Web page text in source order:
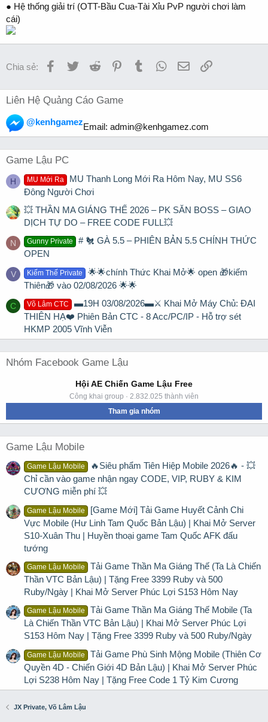
● Hệ thống giải trí (OTT-Bầu Cua-Tài Xỉu PvP người chơi làm
cái)
Chia sẻ: Facebook
TwitterReddit PinterestTumblrWhatsApp
EmailLink
Liên Hệ Quảng Cáo Game
@kenhgamezEmail: admin@kenhgamez.com
Game Lậu PC
H MU Mới Ra
MU Thanh Long Mới Ra Hôm Nay, MU SS6
Đông Người Chơi
💥 THẦN MA GIÁNG THẾ 2026 – PK SĂN BOSS – GIAO
DỊCH TỰ DO – FREE CODE FULL💥
N Gunny Private
# 🐔 GÀ 5.5 – PHIÊN BẢN 5.5 CHÍNH THỨC
OPEN
V Kiếm Thế Private
🌟🌟chính Thức Khai Mở🌟 open 🎁kiếm
Thiên🎁 vào 02/08/2026 🌟🌟
C Võ Lâm CTC
▬19H 03/08/2026▬⚔️ Khai Mở Máy Chủ: ĐẠI
THIÊN HẠ❤️ Phiên Bản CTC - 8 Acc/PC/IP - Hỗ trợ sét
HKMP 2005 Vĩnh Viễn
Nhóm Facebook Game Lậu
Hội AE Chiến Game Lậu Free
Công khai group · 2.832.025 thành viên
Tham gia nhóm
Game Lậu Mobile
Game Lậu Mobile
🔥Siêu phẩm Tiên Hiệp Mobile 2026🔥 - 💥
Chỉ cần vào game nhận ngay CODE, VIP, RUBY & KIM
CƯƠNG miễn phí 💥
Game Lậu Mobile
[Game Mới] Tải Game Huyết Cảnh Chi
Vực Mobile (Hư Linh Tam Quốc Bản Lậu) | Khai Mở Server
S10-Xuân Thu | Huyền thoại game Tam Quốc AFK đấu
tướng
Game Lậu Mobile
Tải Game Thần Ma Giáng Thế (Ta Là Chiến
Thần VTC Bản Lậu) | Tặng Free 3399 Ruby và 500
Ruby/Ngày | Khai Mở Server Phúc Lợi S153 Hôm Nay
Game Lậu Mobile
Tải Game Thần Ma Giáng Thế Mobile (Ta
Là Chiến Thần VTC Bản Lậu) | Khai Mở Server Phúc Lợi
S153 Hôm Nay | Tặng Free 3399 Ruby và 500 Ruby/Ngày
Game Lậu Mobile
Tải Game Phù Sinh Mộng Mobile (Thiên Cơ
Quyền 4D - Chiến Giới 4D Bản Lậu) | Khai Mở Server Phúc
Lợi S238 Hôm Nay | Tặng Free Code 1 Tỷ Kim Cương
JX Private, Võ Lâm Lậu